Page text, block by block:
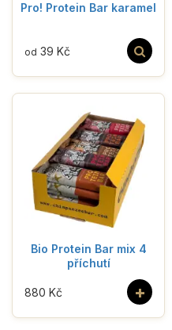
Pro! Protein Bar karamel
od 39 Kč
Bio Protein Bar mix 4
příchutí
+
880 Kč